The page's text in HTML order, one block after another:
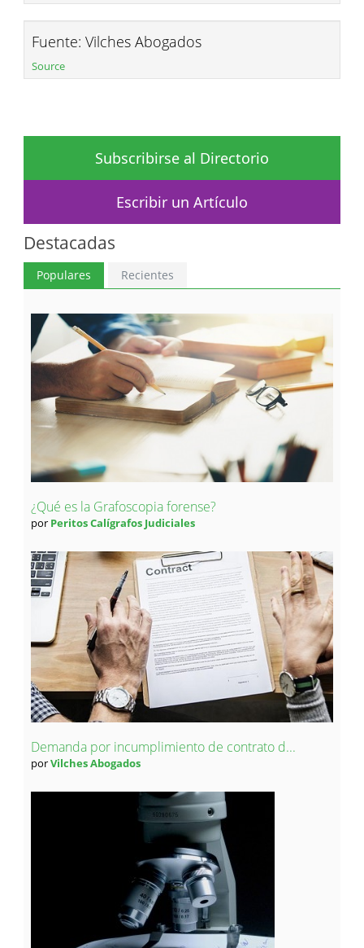
Fuente: Vilches Abogados
Source
Subscribirse al Directorio
Escribir un Artículo
Destacadas
Populares Recientes
¿Qué es la Grafoscopia forense?
por Peritos Calígrafos Judiciales
Demanda por incumplimiento de contrato d...
porVilches Abogados